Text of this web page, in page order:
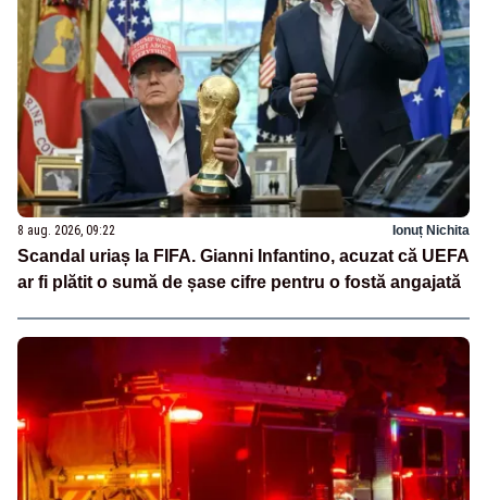
8 aug. 2026, 09:22 Ionuț Nichita
Scandal uriaș la FIFA. Gianni Infantino, acuzat că UEFA
ar fi plătit o sumă de șase cifre pentru o fostă angajată